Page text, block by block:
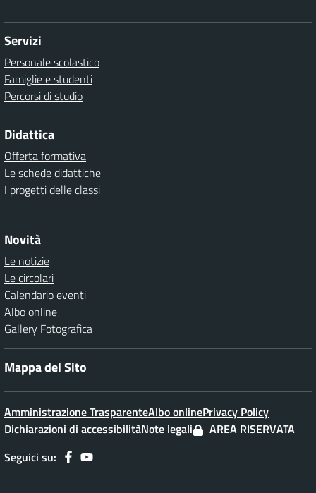
Servizi
Personale scolastico
Famiglie e studenti
Percorsi di studio
Didattica
Offerta formativa
Le schede didattiche
I progetti delle classi
Novità
Le notizie
Le circolari
Calendario eventi
Albo online
Gallery Fotografica
Mappa del Sito
Amministrazione TrasparenteAlbo onlinePrivacy Policy
Dichiarazioni di accessibilitàNote legali
AREA RISERVATA
Seguici su: